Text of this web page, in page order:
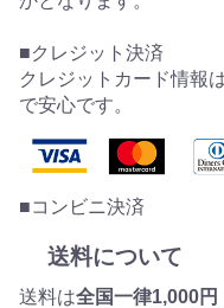
■クレジット決済
クレジットカード情報
で安心です。
■コンビニ決済
送料について
送料は全国一律1,000円